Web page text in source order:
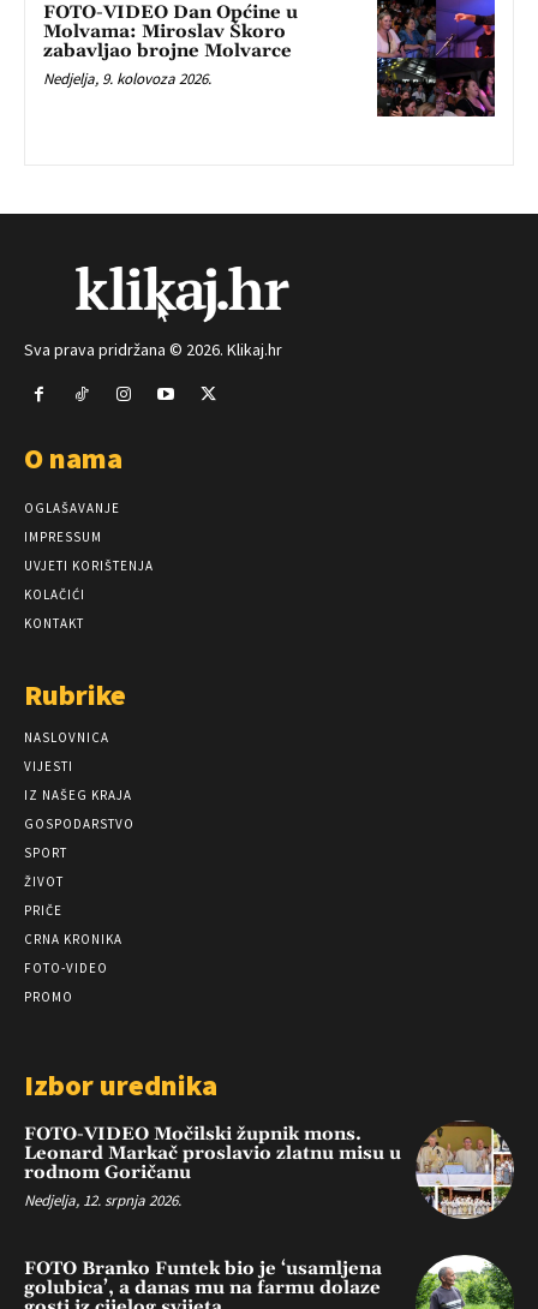
FOTO-VIDEO Dan Općine u
Molvama: Miroslav Škoro
zabavljao brojne Molvarce
Nedjelja, 9. kolovoza 2026.
Sva prava pridržana © 2026. Klikaj.hr
O nama
OGLAŠAVANJE
IMPRESSUM
UVJETI KORIŠTENJA
KOLAČIĆI
KONTAKT
Rubrike
NASLOVNICA
VIJESTI
IZ NAŠEG KRAJA
GOSPODARSTVO
SPORT
ŽIVOT
PRIČE
CRNA KRONIKA
FOTO-VIDEO
PROMO
Izbor urednika
FOTO-VIDEO Močilski župnik mons.
Leonard Markač proslavio zlatnu misu u
rodnom Goričanu
Nedjelja, 12. srpnja 2026.
FOTO Branko Funtek bio je ‘usamljena
golubica’, a danas mu na farmu dolaze